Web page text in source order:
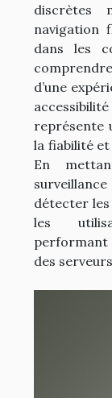
discrètes
navigation
dans les
d’une
représente
la fiabilité et
En
détecter les
les
des